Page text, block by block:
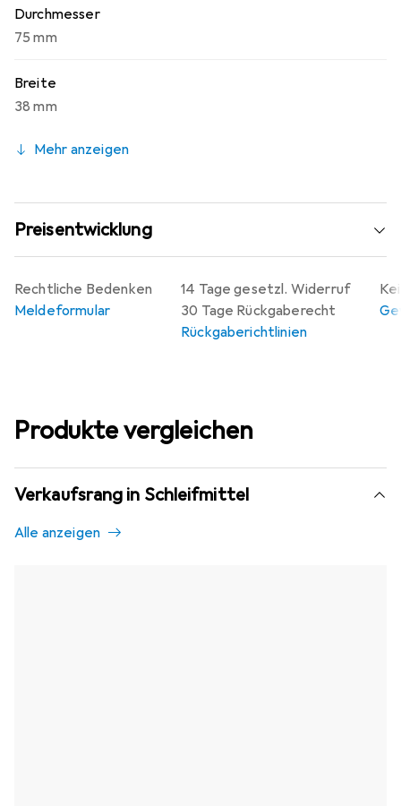
Durchmesser
75 mm
Breite
38 mm
Mehr anzeigen
Preisentwicklung
14 Tage gesetzl. Widerruf
30 Tage Rückgaberecht
Rückgaberichtlinien
Rechtliche Bedenken
Meldeformular
Produkte vergleichen
Verkaufsrang in Schleifmittel
Alle anzeigen